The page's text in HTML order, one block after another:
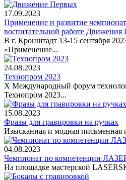
17.09.2023
Применение и развитие
воспитательной работе
В г. Кронштадт 13-15 сентября
«Применение...
24.08.2023
Технопром 2023
X Международный форум
Технопром 2023...
15.08.2023
Фразы для гравировки на ручках
Изысканная и модная письменная
04.08.2023
Чемпионат по компетенции
На площадке мастерской